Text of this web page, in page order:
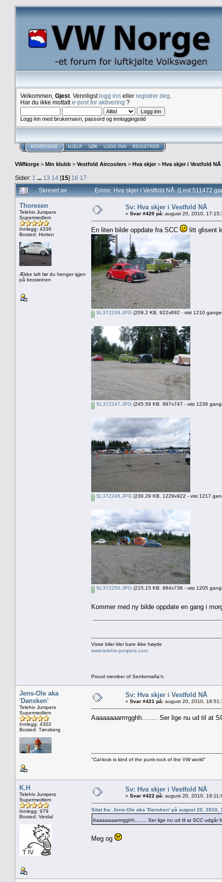
Velkommen, Gjest . Vennligstlogg inn eller registrer deg
Har du ikke mottatte-post for aktivering ?
Logg inn med brukernavn, passord og innloggingstid
HOVEDSIDE HJELP SØK LOGG INN REGISTRER
VWNorge > Min klubb > Vestfold Aircoolers > Hva skjer> Hva skjer i Vestfold NÅ
Sider: 1 ... 13 14 [15] 16 17
Skrevet av
Emne: Hva skjer i Vestfold NÅ (Lest 511472
Thoresen
Telehiv Jumpers
Supermedlem
Innlegg: 4336
Bosted: Horten
Ække laft før du henger igjen
på brosteinen
Sv: Hva skjer i Vestfold NÅ
« Svar #420 på: august 20, 2010,
En liten bilde oppdate fra SCC litt glisent
SL372249.JPG (209.2 KB. 922x692 - vist 1210
SL372247.JPG (245.59 KB. 997x747 - vist 1236
SL372246.JPG (230.29 KB. 1229x922 - vist 1217
SL372250.JPG (215.15 KB. 984x738 - vist 1205
Kommer med ny bilde oppdate en gang i
Visse biler kler bare ikke høyde
www.telehiv-jumpers.com
Proud member of Senkemafia'n.
Jens-Ole aka
'Dansken'
Telehiv Jumpers
Supermedlem
Innlegg: 4302
Bosted: Tønsberg
Sv: Hva skjer i Vestfold NÅ
« Svar #421 på: august 20, 2010,
Aaaaaaaarrrrgghh........ Ser lige nu ud til at
"Cal-look is kind of the punk-rock of the VW world"
K.H
Telehiv Jumpers
Supermedlem
Innlegg: 979
Bosted: Verdal
Sv: Hva skjer i Vestfold NÅ
« Svar #422 på: august 20, 2010,
Sitat fra: Jens-Ole aka 'Dansken' på august 20, 2010,
Aaaaaaaarrrrgghh........ Ser lige nu ud til at SCC udgår
Meg og